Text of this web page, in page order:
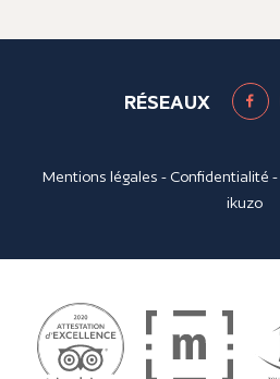
RÉSEAUX
Mentions légales - Confidentialité -
ikuzo